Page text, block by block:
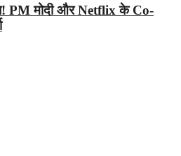
PM मोदी और Netflix के Co-